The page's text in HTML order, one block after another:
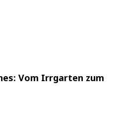
Vom Irrgarten zum